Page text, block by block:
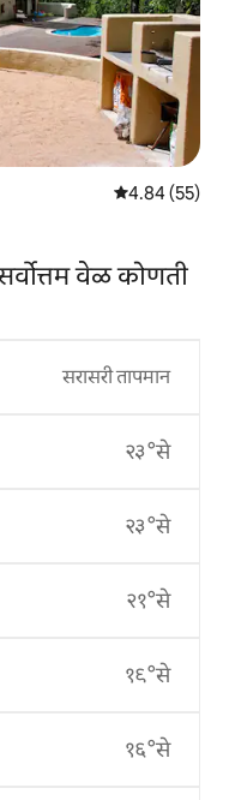
5 पैकी 4.84
4.84 (55)
वेळ कोणती
सरासरी तापमान
२३°से
२३°से
२१°से
१९°से
१६°से